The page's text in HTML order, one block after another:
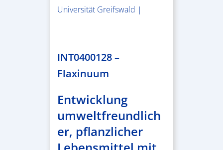
Universität Greifswald |
INT0400128 –
Flaxinuum
Entwicklung
umweltfreundlich
er, pflanzlicher